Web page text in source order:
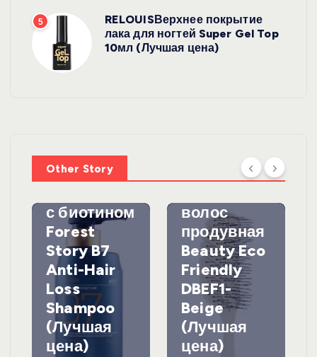
5
RELOUISВерхнее покрытие
лака для ногтей Super Gel Top
10мл (Лучшая цена)
Other Story
волос
против
с биотином
Forest
Story B7
Anti-Hair
Loss
Shampoo
(Лучшая
цена)
DewalЩетк
волос
продувная
Beauty Eco
Friendly
DBEF1-
Beige
(Лучшая
цена)